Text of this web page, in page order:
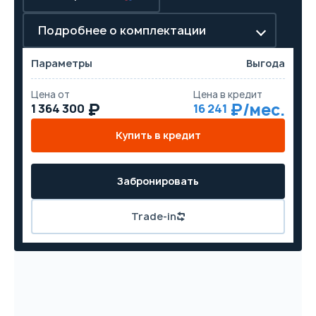
Подробнее о комплектации
Параметры Выгода
Цена от
1 364 300
Цена в кредит
16 241
Купить в кредит
Trade-in
Забронировать